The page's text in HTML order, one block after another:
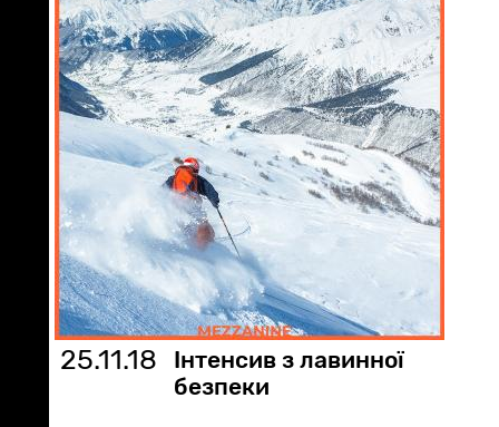
25.11.18
Інтенсив з лавинної
безпеки